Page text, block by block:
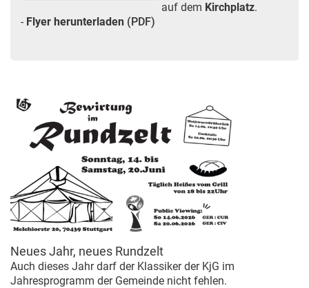
auf dem Kirchplatz.
- Flyer herunterladen (PDF)
Neues Jahr, neues Rundzelt
Auch dieses Jahr darf der Klassiker der KjG im
Jahresprogramm der Gemeinde nicht fehlen.